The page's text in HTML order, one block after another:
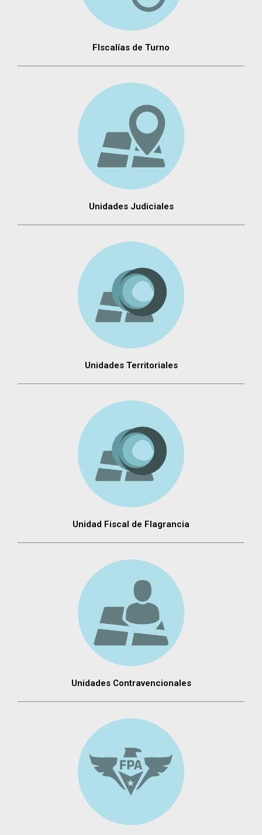
FIscalías de Turno
Unidades Judiciales
Unidades Territoriales
Unidad Fiscal de Flagrancia
Unidades Contravencionales